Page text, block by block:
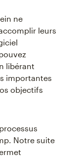
ne
leurs
libérant
importantes
objectifs
Notre suite